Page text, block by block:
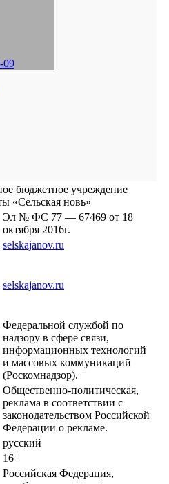
бюджетное учреждение
«Сельская новь»
Эл № ФС 77 — 67469 от 18
октября 2016г.
selskajanov.ru
selskajanov.ru
Федеральной службой по
надзору в сфере связи,
информационных технологий
и массовых коммуникаций
(Роскомнадзор).
Общественно-политическая,
реклама в соответствии с
законодательством Российской
Федерации о рекламе.
русский
16+
Российская Федерация,